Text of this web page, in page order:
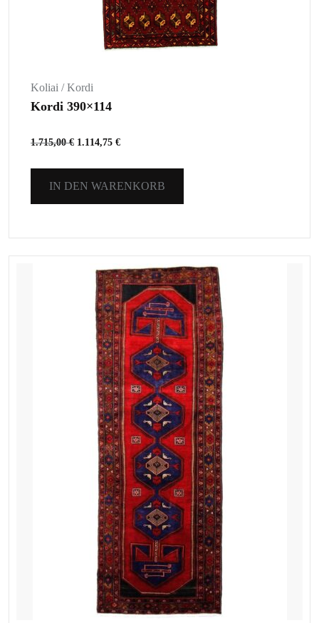
Koliai / Kordi
Kordi 390×114
1.715,00€ 1.114,75 €
IN DEN WARENKORB